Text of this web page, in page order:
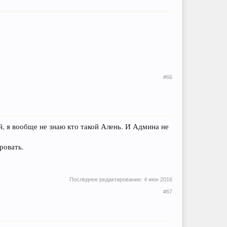
#66
я вообще не знаю кто такой Алень. И Админа не
Последнее редактирование: 4 июн 2016
#67